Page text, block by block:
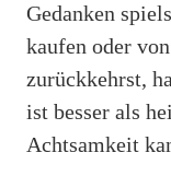
Gedanken
kaufen oder
zurückkehrst,
ist besser als
Achtsamkeit